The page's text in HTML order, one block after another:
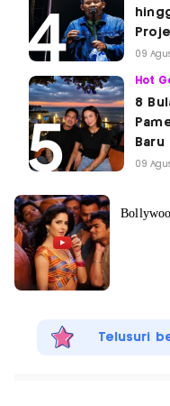
09
Hot
8
Baru
09
Telusuri